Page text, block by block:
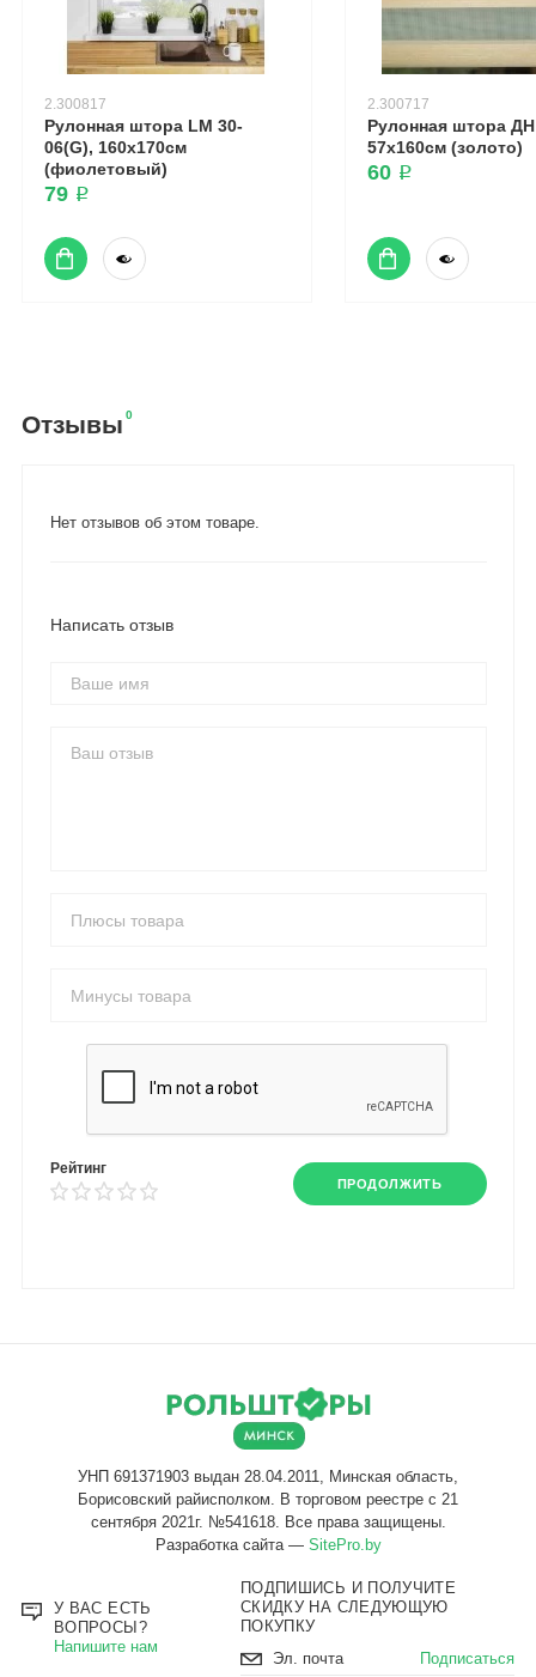
2.300817
Рулонная штора LM 30-
06(G), 160х170см
(фиолетовый)
79 ₽
2.300717
Рулонная штора
57х160см (золото)
60 ₽
Отзывы 0
Нет отзывов об этом товаре.
Написать отзыв
Рейтинг
ПРОДОЛЖИТЬ
Разработка сайта — SitePro.by